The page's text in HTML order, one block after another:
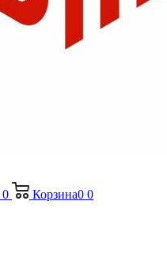
0 Корзина0 0